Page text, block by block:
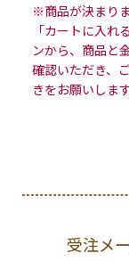
※商品が決まり
「カートに入れ
ンから、商品と
確認いただき、
きをお願いします
受注メ